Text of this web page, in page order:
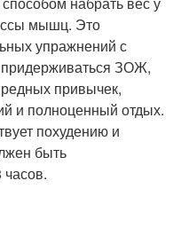
мышц. Это
упражнений с
ЗОЖ,
привычек,
и полноценный отдых.
похудению и
быть